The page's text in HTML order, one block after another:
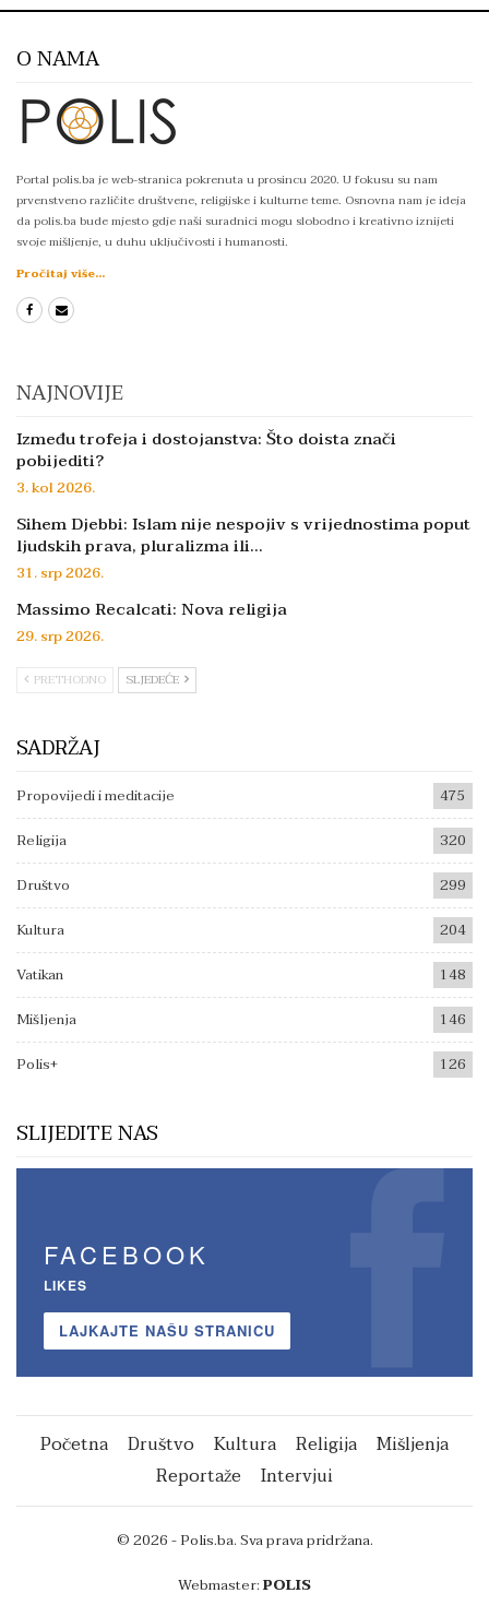
O NAMA
Portal polis.ba je web-stranica pokrenuta u prosincu 2020. U fokusu su nam
prvenstveno različite društvene, religijske i kulturne teme. Osnovna nam je ideja
da polis.ba bude mjesto gdje naši suradnici mogu slobodno i kreativno iznijeti
svoje mišljenje, u duhu uključivosti i humanosti.
Pročitaj više...
NAJNOVIJE
Između trofeja i dostojanstva: Što doista znači
pobijediti?
3. kol 2026.
Sihem Djebbi: Islam nije nespojiv s vrijednostima poput
ljudskih prava, pluralizma ili…
31. srp 2026.
Massimo Recalcati: Nova religija
29. srp 2026.
PRETHODNO SLJEDEĆE
SADRŽAJ
Propovijedi i meditacije
475
Religija
320
Društvo
299
Kultura
204
Vatikan
148
Mišljenja
146
Polis+
126
SLIJEDITE NAS
FACEBOOK
LIKES
LAJKAJTE NAŠU STRANICU
Početna Društvo Kultura Religija
Mišljenja
Reportaže
Intervjui
© 2026 - Polis.ba. Sva prava pridržana.
Webmaster:POLIS